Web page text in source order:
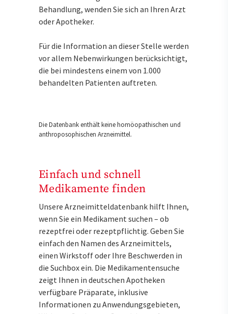
Behandlung, wenden Sie sich an Ihren Arzt
oder Apotheker.
Für die Information an dieser Stelle werden
vor allem Nebenwirkungen berücksichtigt,
die bei mindestens einem von 1.000
behandelten Patienten auftreten.
Die Datenbank enthält keine homöopathischen und
anthroposophischen Arzneimittel.
Einfach und schnell
Medikamente finden
Unsere Arzneimitteldatenbank hilft Ihnen,
wenn Sie ein Medikament suchen – ob
rezeptfrei oder rezeptpflichtig. Geben Sie
einfach den Namen des Arzneimittels,
einen Wirkstoff oder Ihre Beschwerden in
die Suchbox ein. Die Medikamentensuche
zeigt Ihnen in deutschen Apotheken
verfügbare Präparate, inklusive
Informationen zu Anwendungsgebieten,